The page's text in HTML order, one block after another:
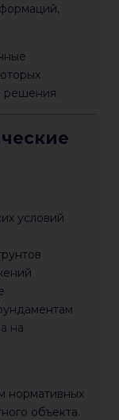
решения.
условий
на
нормативных
объекта.